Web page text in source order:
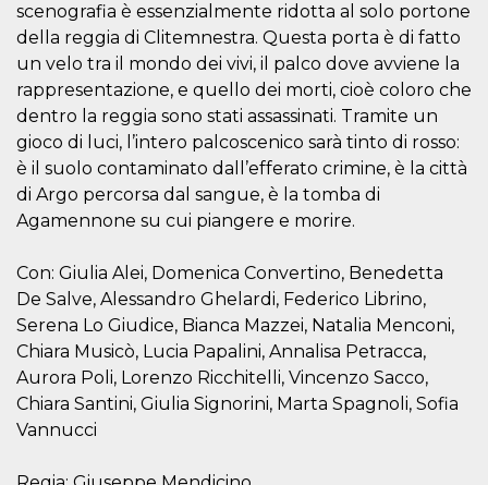
scenografia è essenzialmente ridotta al solo portone
della reggia di Clitemnestra. Questa porta è di fatto
un velo tra il mondo dei vivi, il palco dove avviene la
rappresentazione, e quello dei morti, cioè coloro che
dentro la reggia sono stati assassinati. Tramite un
gioco di luci, l’intero palcoscenico sarà tinto di rosso:
è il suolo contaminato dall’efferato crimine, è la città
di Argo percorsa dal sangue, è la tomba di
Agamennone su cui piangere e morire.
Con: Giulia Alei, Domenica Convertino, Benedetta
De Salve, Alessandro Ghelardi, Federico Librino,
Serena Lo Giudice, Bianca Mazzei, Natalia Menconi,
Chiara Musicò, Lucia Papalini, Annalisa Petracca,
Aurora Poli, Lorenzo Ricchitelli, Vincenzo Sacco,
Chiara Santini, Giulia Signorini, Marta Spagnoli, Sofia
Vannucci
utiliza esta
cookie para
recordar las
preferencias de
de cookies de
necesario que el
banner de
cookies de
Cookie-
Nombre
Tipo de
almacenamiento
Descripción
fbssls_314278995690155
Almacenamiento
de sesión
wpEmojiSettingsSupports
Almacenamiento
de sesión
cn_uc__